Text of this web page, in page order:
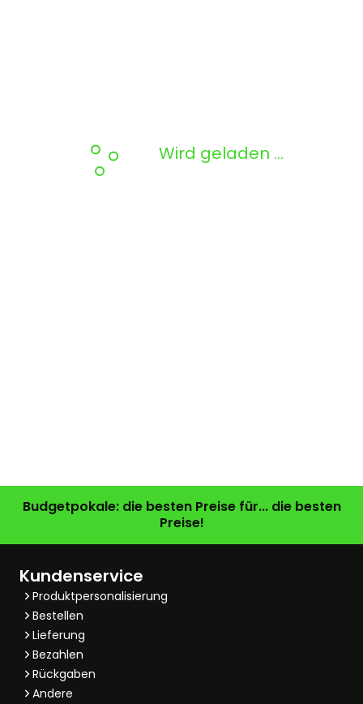
Wird geladen …
Budgetpokale: die besten Preise für... die besten
Preise!
Kundenservice
Produktpersonalisierung
Bestellen
Lieferung
Bezahlen
Rückgaben
Andere